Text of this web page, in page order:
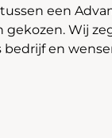
een
gekozen. Wij
en